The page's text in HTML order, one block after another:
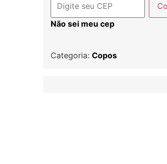
Não sei meu cep
Categoria: Copos